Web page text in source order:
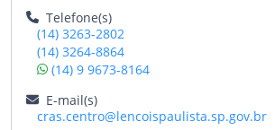
Telefone(s)
(14) 3263-2802
(14) 3264-8864
(14) 9 9673-8164
E-mail(s)
cras.centro@lencoispaulista.sp.gov.br